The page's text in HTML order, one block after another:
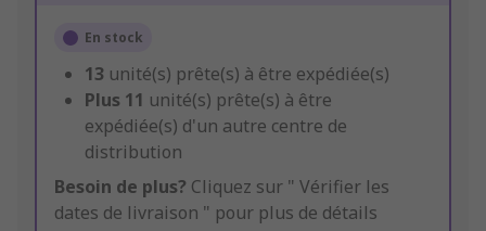
En stock
13 unité(s) prête(s) à être expédiée(s)
Plus 11 unité(s) prête(s) à être
expédiée(s) d'un autre centre de
distribution
Besoin de plus? Cliquez sur " Vérifier les
dates de livraison " pour plus de détails